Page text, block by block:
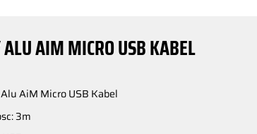
AIM MICRO USB KABEL
AiM Micro USB Kabel
3m